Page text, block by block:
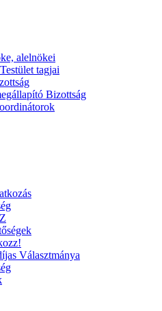
alelnökei
tagjai
Bizottság
Választmánya